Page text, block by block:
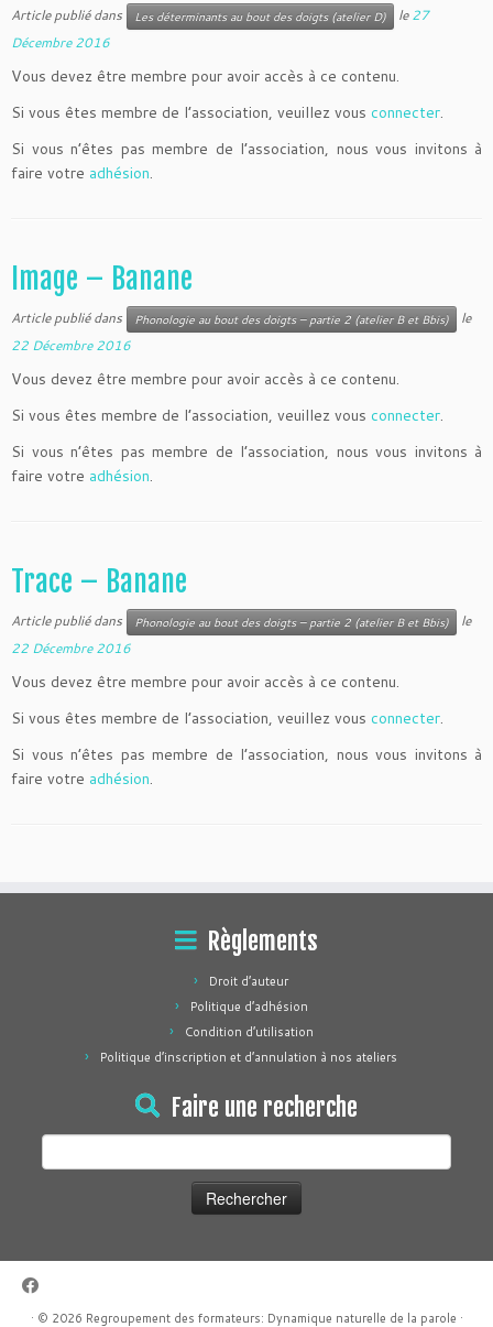
Article publié dans Les déterminants au bout des doigts (atelier D) le27
Décembre 2016
Vous devez être membre pour avoir accès à ce contenu.
Si vous êtes membre de l’association, veuillez vous connecter.
Si vous n’êtes pas membre de l’association, nous vous invitons à
faire votre adhésion.
Image – Banane
Article publié dans Phonologie au bout des doigts – partie 2 (atelier B et Bbis)
le
22 Décembre 2016
Vous devez être membre pour avoir accès à ce contenu.
Si vous êtes membre de l’association, veuillez vous connecter.
Si vous n’êtes pas membre de l’association, nous vous invitons à
faire votre adhésion.
Trace – Banane
Article publié dans Phonologie au bout des doigts – partie 2 (atelier B et Bbis)
le
22 Décembre 2016
Vous devez être membre pour avoir accès à ce contenu.
Si vous êtes membre de l’association, veuillez vous connecter.
Si vous n’êtes pas membre de l’association, nous vous invitons à
faire votre adhésion.
Règlements
Droit d’auteur
Politique d’adhésion
Condition d’utilisation
Politique d’inscription et d’annulation à nos ateliers
Faire une recherche
Rechercher :
· © 2026 Regroupement des formateurs: Dynamique naturelle de la parole ·